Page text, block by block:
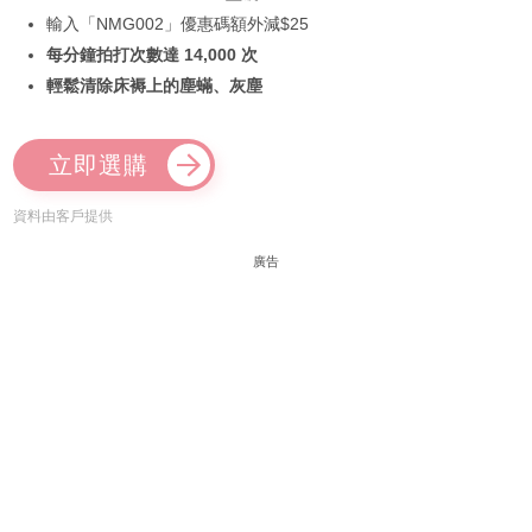
輸入「NMG002」優惠碼額外減$25
每分鐘拍打次數達 14,000 次
輕鬆清除床褥上的塵蟎、灰塵
立即選購
資料由客戶提供
廣告